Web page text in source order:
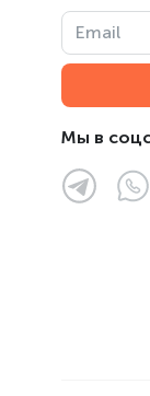
ТРЦ
ТРЦ
Email
Мы в